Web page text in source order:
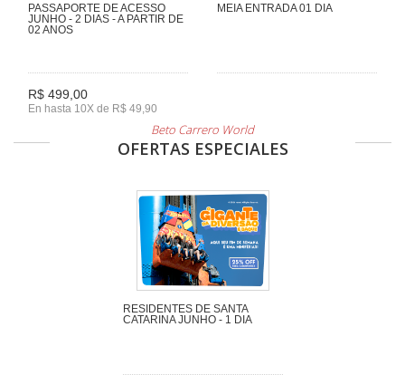
PASSAPORTE DE ACESSO
JUNHO - 2 DIAS - A PARTIR DE
02 ANOS
R$ 499,00
En hasta 10X de R$ 49,90
MEIA ENTRADA 01 DIA
Beto Carrero World
OFERTAS ESPECIALES
RESIDENTES DE SANTA
CATARINA JUNHO - 1 DIA